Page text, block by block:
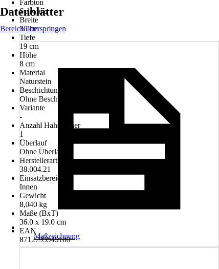
Farbton
Schwarz
Breite
36 cm
Tiefe
19 cm
Höhe
8 cm
Material
Naturstein
Beschichtung
Ohne Beschichtung
Variante
-
Anzahl Hahnlöcher
1
Überlauf
Ohne Überlauf
Herstellerartikelnummer
38.004.21
Einsatzbereich
Innen
Gewicht
8,040 kg
Maße (BxT)
36.0 x 19.0 cm
EAN
8712793549100
Datenblätter
Bereich überspringen
Maßzeichnung